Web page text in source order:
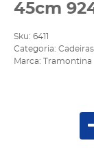
45cm
Sku: 6411
Categoria: Cadeiras
Marca:
Tramontina